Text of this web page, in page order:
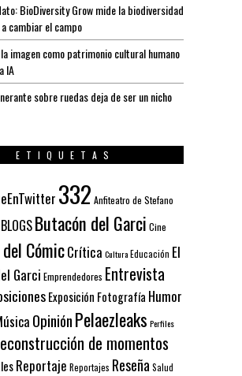
BioDiversity Grow mide la biodiversidad
cambiar el campo
imagen como patrimonio cultural humano
IA
sobre ruedas deja de ser un nicho
ETIQUETAS
332 Anfiteatro de Stefano
BLOGSButacón del Garci Cine
CómicCrítica CulturaEducación El
Garci Emprendedores Entrevista
Exposición Fotografía Humor
OpiniónPelaezleaks Perfiles
de momentos
Reportaje Reportajes Reseña Salud